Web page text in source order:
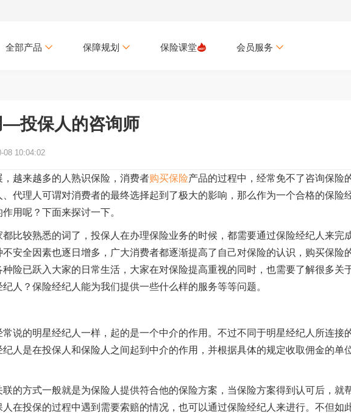
全部产品 保障规划 保险课堂 会员服务
—投保人的咨询师
08 10:04:02
越来越多的人熟识保险，消费者购买保险产品的过程中，经常免不了咨询保险
代理人可谓对消费者的最终选择起到了极大的影响，那么作为一个合格的保险
用呢？下面来探讨一下。
比较熟悉的词了，投保人在办理保险业务的时候，都需要通过保险经纪人来完成
安全因素也逐日增多，广大消费者都逐渐提高了自己对保险的认识，购买保险
种险已跃入大家的日常生活，大家在对保险提高重视的同时，也需要了解很多关
人？保险经纪人能为我们提供一些什么样的服务等等问题。
说的明星经纪人一样，起的是一个中介的作用。不过不同于明星经纪人所连接
人是在投保人和保险人之间起到中介的作用，并根据具体的规定收取佣金的单
的方式一般就是为保险人提供符合他的保险方案，当保险方案得到认可后，就
在投保的过程中遇到需要索赔的情况，也可以通过保险经纪人来进行。不但如